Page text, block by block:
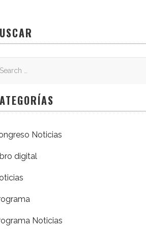
Noticias
digital
Noticias